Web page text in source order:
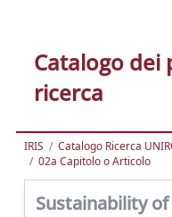
Catalogo
ricerca
IRIS Catalogo Ricerca
02a Capitolo o Articolo
Sustainability